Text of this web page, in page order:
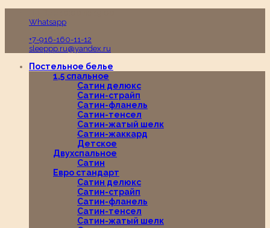
Whatsapp
+7-916-160-11-12
sleeppp.ru@yandex.ru
Постельное белье
1,5 спальное
Сатин делюкс
Сатин-страйп
Сатин-фланель
Сатин-тенсел
Сатин-жатый шелк
Сатин-жаккард
Детское
Двухспальное
Сатин
Евро стандарт
Сатин делюкс
Сатин-страйп
Сатин-фланель
Сатин-тенсел
Сатин-жатый шелк